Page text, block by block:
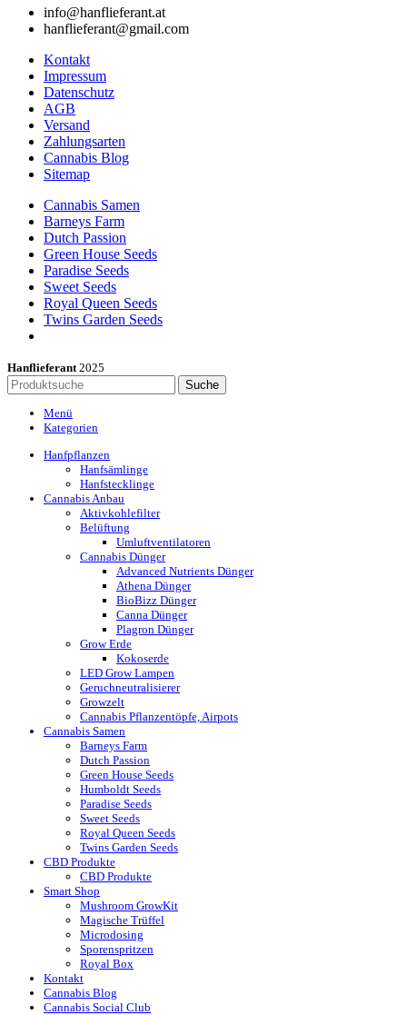
info@hanflieferant.at
hanflieferant@gmail.com
Kontakt
Impressum
Datenschutz
AGB
Versand
Zahlungsarten
Cannabis Blog
Sitemap
Cannabis Samen
Barneys Farm
Dutch Passion
Green House Seeds
Paradise Seeds
Sweet Seeds
Royal Queen Seeds
Twins Garden Seeds
Hanflieferant 2025
Suche
Menü
Kategorien
Hanfpflanzen
Hanfsämlinge
Hanfstecklinge
Cannabis Anbau
Aktivkohlefilter
Belüftung
Umluftventilatoren
Cannabis Dünger
Advanced Nutrients Dünger
Athena Dünger
BioBizz Dünger
Canna Dünger
Plagron Dünger
Grow Erde
Kokoserde
LED Grow Lampen
Geruchneutralisierer
Growzelt
Cannabis Pflanzentöpfe, Airpots
Cannabis Samen
Barneys Farm
Dutch Passion
Green House Seeds
Humboldt Seeds
Paradise Seeds
Sweet Seeds
Royal Queen Seeds
Twins Garden Seeds
CBD Produkte
CBD Produkte
Smart Shop
Mushroom GrowKit
Magische Trüffel
Microdosing
Sporenspritzen
Royal Box
Kontakt
Cannabis Blog
Cannabis Social Club